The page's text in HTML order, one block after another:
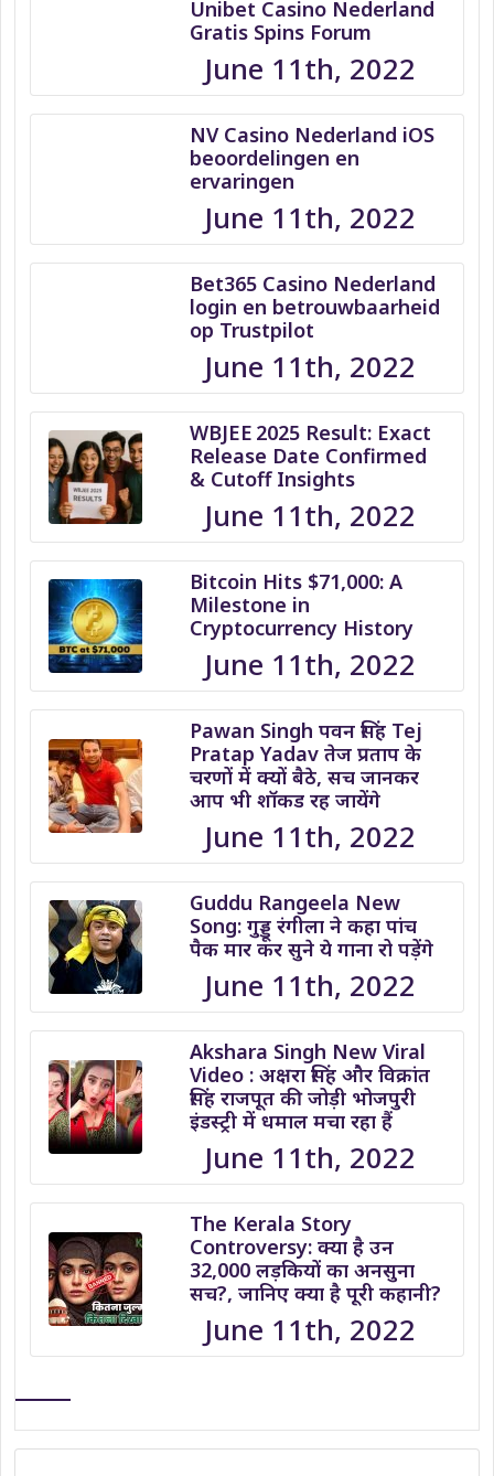
Unibet Casino Nederland
Gratis Spins Forum
June 11th, 2022
NV Casino Nederland iOS
beoordelingen en
ervaringen
June 11th, 2022
Bet365 Casino Nederland
login en betrouwbaarheid
op Trustpilot
June 11th, 2022
WBJEE 2025 Result: Exact
Release Date Confirmed
& Cutoff Insights
June 11th, 2022
Bitcoin Hits $71,000: A
Milestone in
Cryptocurrency History
June 11th, 2022
Pawan Singh पवन सिंह Tej
Pratap Yadav तेज प्रताप के
चरणों में क्यों बैठे, सच जानकर
आप भी शॉकड रह जायेंगे
June 11th, 2022
Guddu Rangeela New
Song: गुड्डू रंगीला ने कहा पांच
पैक मार कर सुने ये गाना रो पड़ेंगे
June 11th, 2022
Akshara Singh New Viral
Video : अक्षरा सिंह और विक्रांत
सिंह राजपूत की जोड़ी भोजपुरी
इंडस्ट्री में धमाल मचा रहा हैं
June 11th, 2022
The Kerala Story
Controversy: क्या है उन
32,000 लड़कियों का अनसुना
सच?, जानिए क्या है पूरी कहानी?
June 11th, 2022